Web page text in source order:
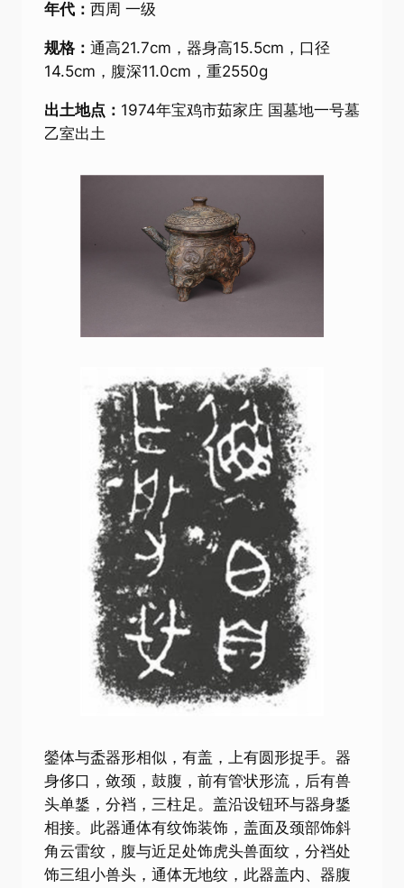
年代： 西周 一级
规格： 通高21.7cm，器身高15.5cm，口径
14.5cm，腹深11.0cm，重2550g
出土地点： 1974年宝鸡市茹家庄 国墓地一号墓
乙室出土
鎣体与盉器形相似，有盖，上有圆形捉手。器
身侈口，敛颈，鼓腹，前有管状形流，后有兽
头单鋬，分裆，三柱足。盖沿设钮环与器身鋬
相接。此器通体有纹饰装饰，盖面及颈部饰斜
角云雷纹，腹与近足处饰虎头兽面纹，分裆处
饰三组小兽头，通体无地纹，此器盖内、器腹